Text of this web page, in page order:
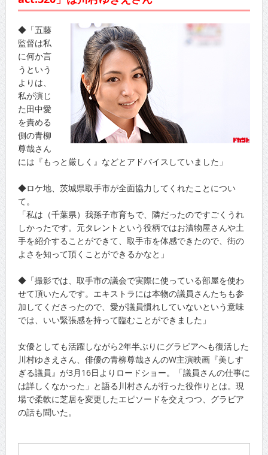
◆「五藤
監督は私
に何か言
うという
よりは、
私が演じ
た田中愛
を責める
側の青柳
尊哉さん
には『もっと厳しく』などとアドバイスしていました」
◆ロケ地、茨城県取手市が全面協力してくれたことについ
て。
「私は（千葉県）我孫子市育ちで、隣だったのですごくうれ
しかったです。元タレントという役柄ではお漬物屋さんや土
手を紹介することができて、取手市を体感できたので、街の
よさを知って頂くことができるかなと」
◆「撮影では、取手市の議会で実際に使っている部屋を使わ
せて頂いたんです。エキストラには本物の議員さんたちも参
加してくださったので、愛が議員慣れしていないという意味
では、いい緊張感を持って臨むことができました」
女優としても活躍しながら2年半ぶりにグラビアへも復活した
川村ゆきえさん、俳優の青柳尊哉さんのW主演映画『美しす
ぎる議員』が3月16日よりロードショー。「議員さんの仕事に
は詳しくなかった」と語る川村さんが行った役作りとは。現
場で柔軟に芝居を変更したエピソードを交えつつ、グラビア
の話も聞いた。